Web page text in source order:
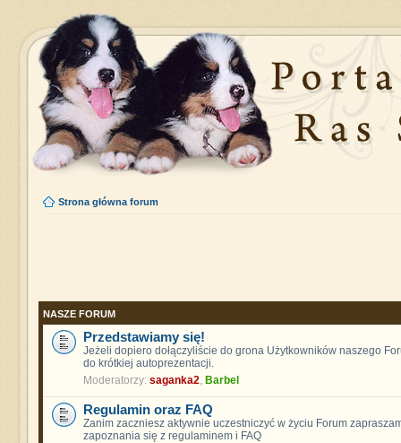
Strona główna forum
NASZE FORUM
Przedstawiamy się!
Jeżeli dopiero dołączyliście do grona Użytkowników naszego
do krótkiej autoprezentacji.
Moderatorzy: saganka2 Barbel
Regulamin oraz FAQ
Zanim zaczniesz aktywnie uczestniczyć w życiu Forum
zapoznania się z regulaminem i FAQ